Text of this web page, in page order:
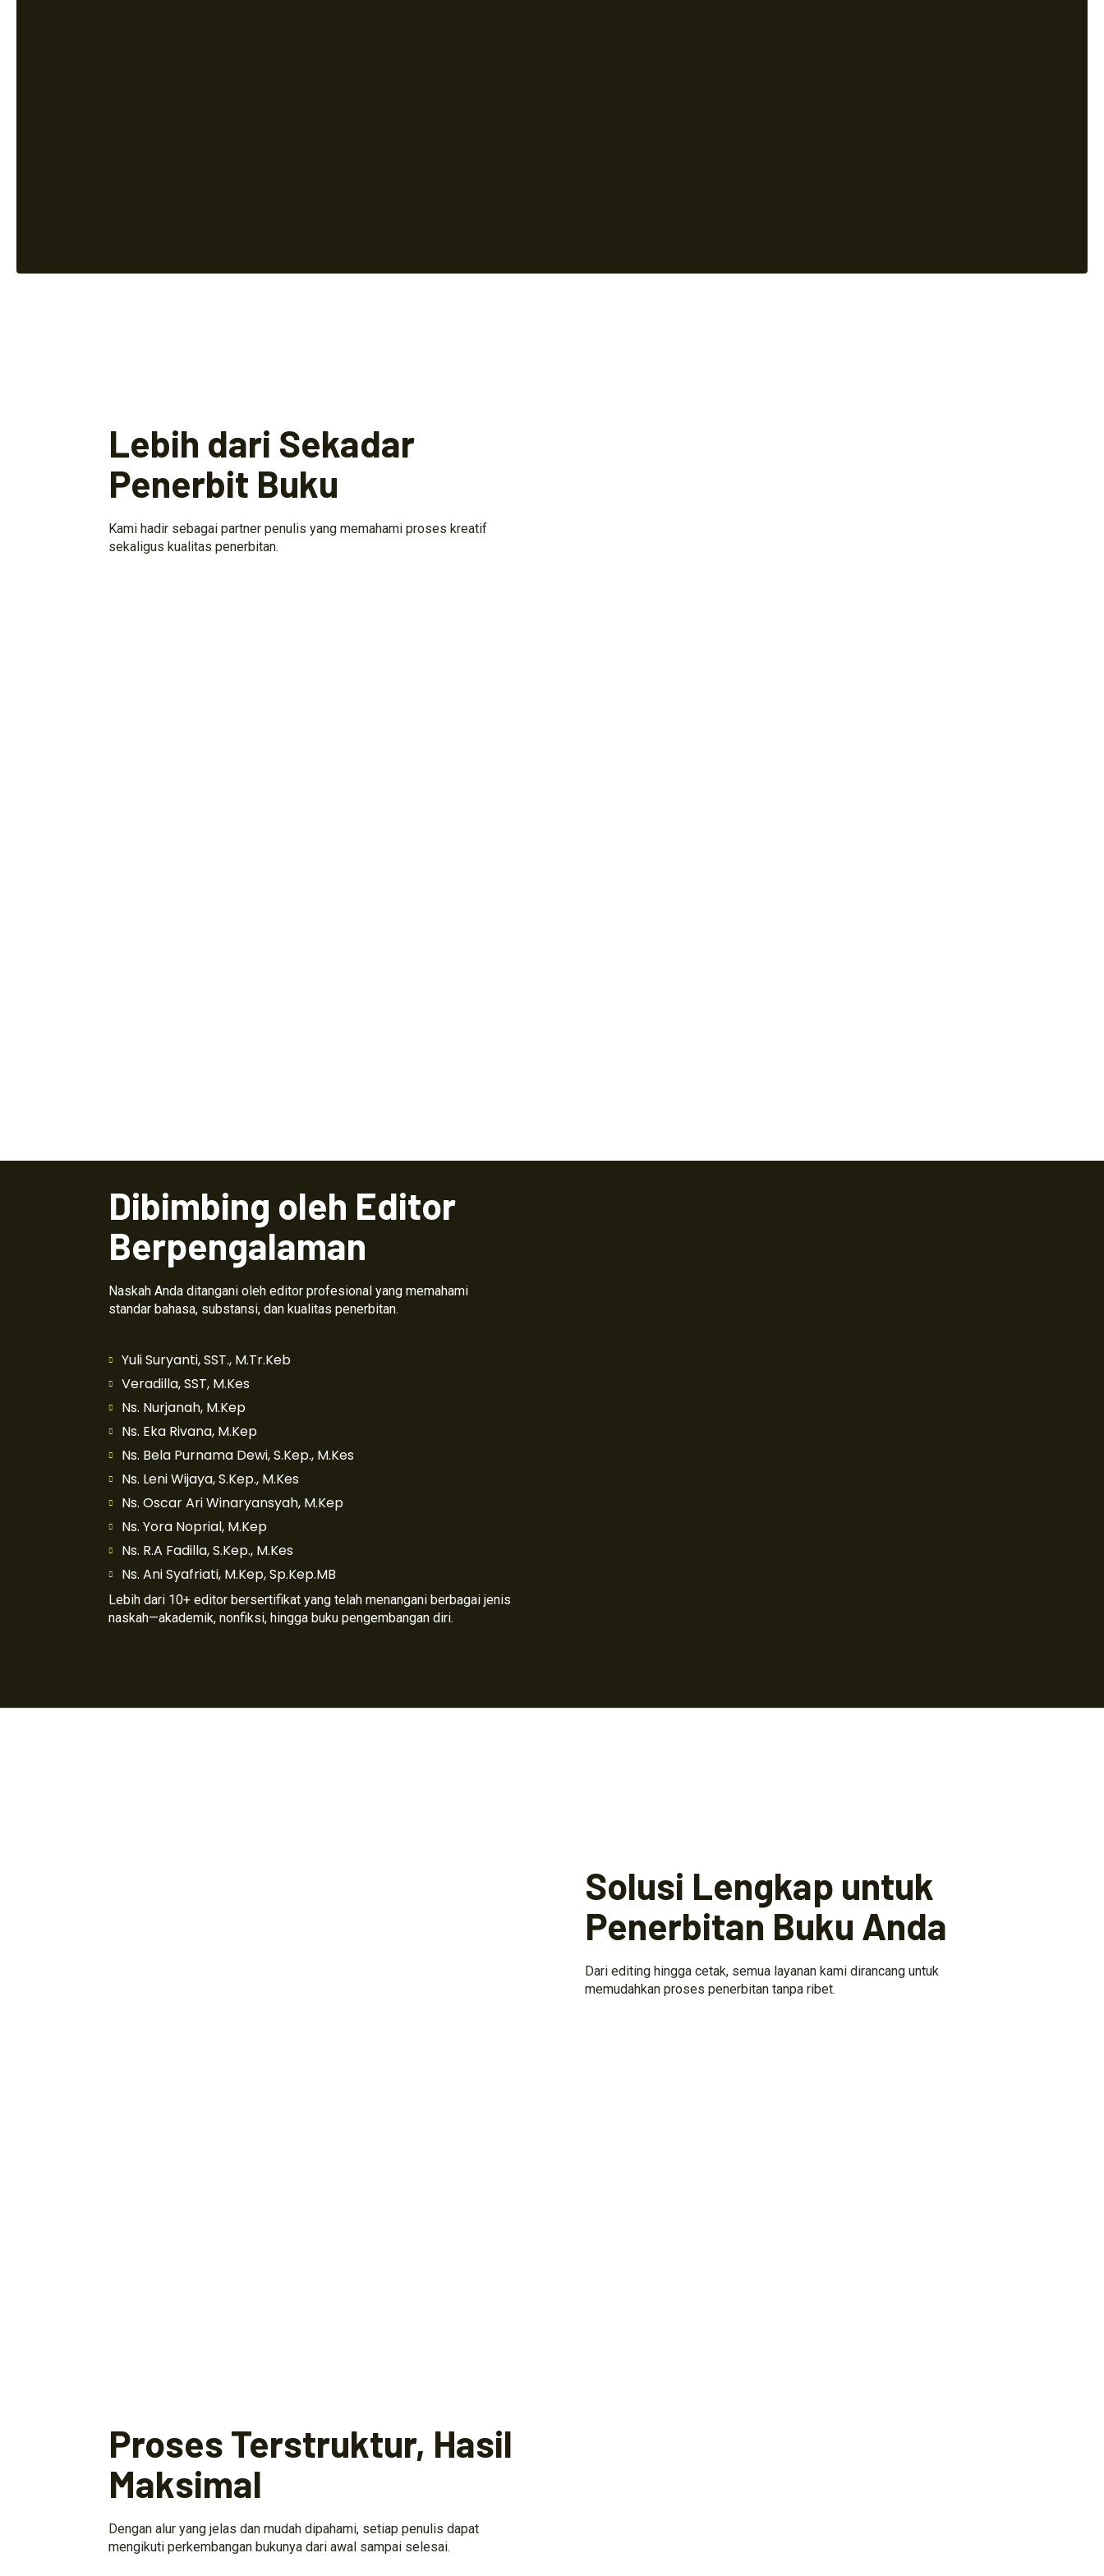
Lebih dari Sekadar
Penerbit Buku
Kami hadir sebagai partner penulis yang memahami proses kreatif
sekaligus kualitas penerbitan.
Dibimbing oleh Editor
Berpengalaman
Naskah Anda ditangani oleh editor profesional yang memahami
standar bahasa, substansi, dan kualitas penerbitan.
Yuli Suryanti, SST., M.Tr.Keb
Veradilla, SST, M.Kes
Ns. Nurjanah, M.Kep
Ns. Eka Rivana, M.Kep
Ns. Bela Purnama Dewi, S.Kep., M.Kes
Ns. Leni Wijaya, S.Kep., M.Kes
Ns. Oscar Ari Winaryansyah, M.Kep
Ns. Yora Noprial, M.Kep
Ns. R.A Fadilla, S.Kep., M.Kes
Ns. Ani Syafriati, M.Kep, Sp.Kep.MB
Lebih dari 10+ editor bersertifikat yang telah menangani berbagai jenis
naskah—akademik, nonfiksi, hingga buku pengembangan diri.
Solusi Lengkap untuk
Penerbitan Buku Anda
Dari editing hingga cetak, semua layanan kami dirancang untuk
memudahkan proses penerbitan tanpa ribet.
Proses Terstruktur, Hasil
Maksimal
Dengan alur yang jelas dan mudah dipahami, setiap penulis dapat
mengikuti perkembangan bukunya dari awal sampai selesai.